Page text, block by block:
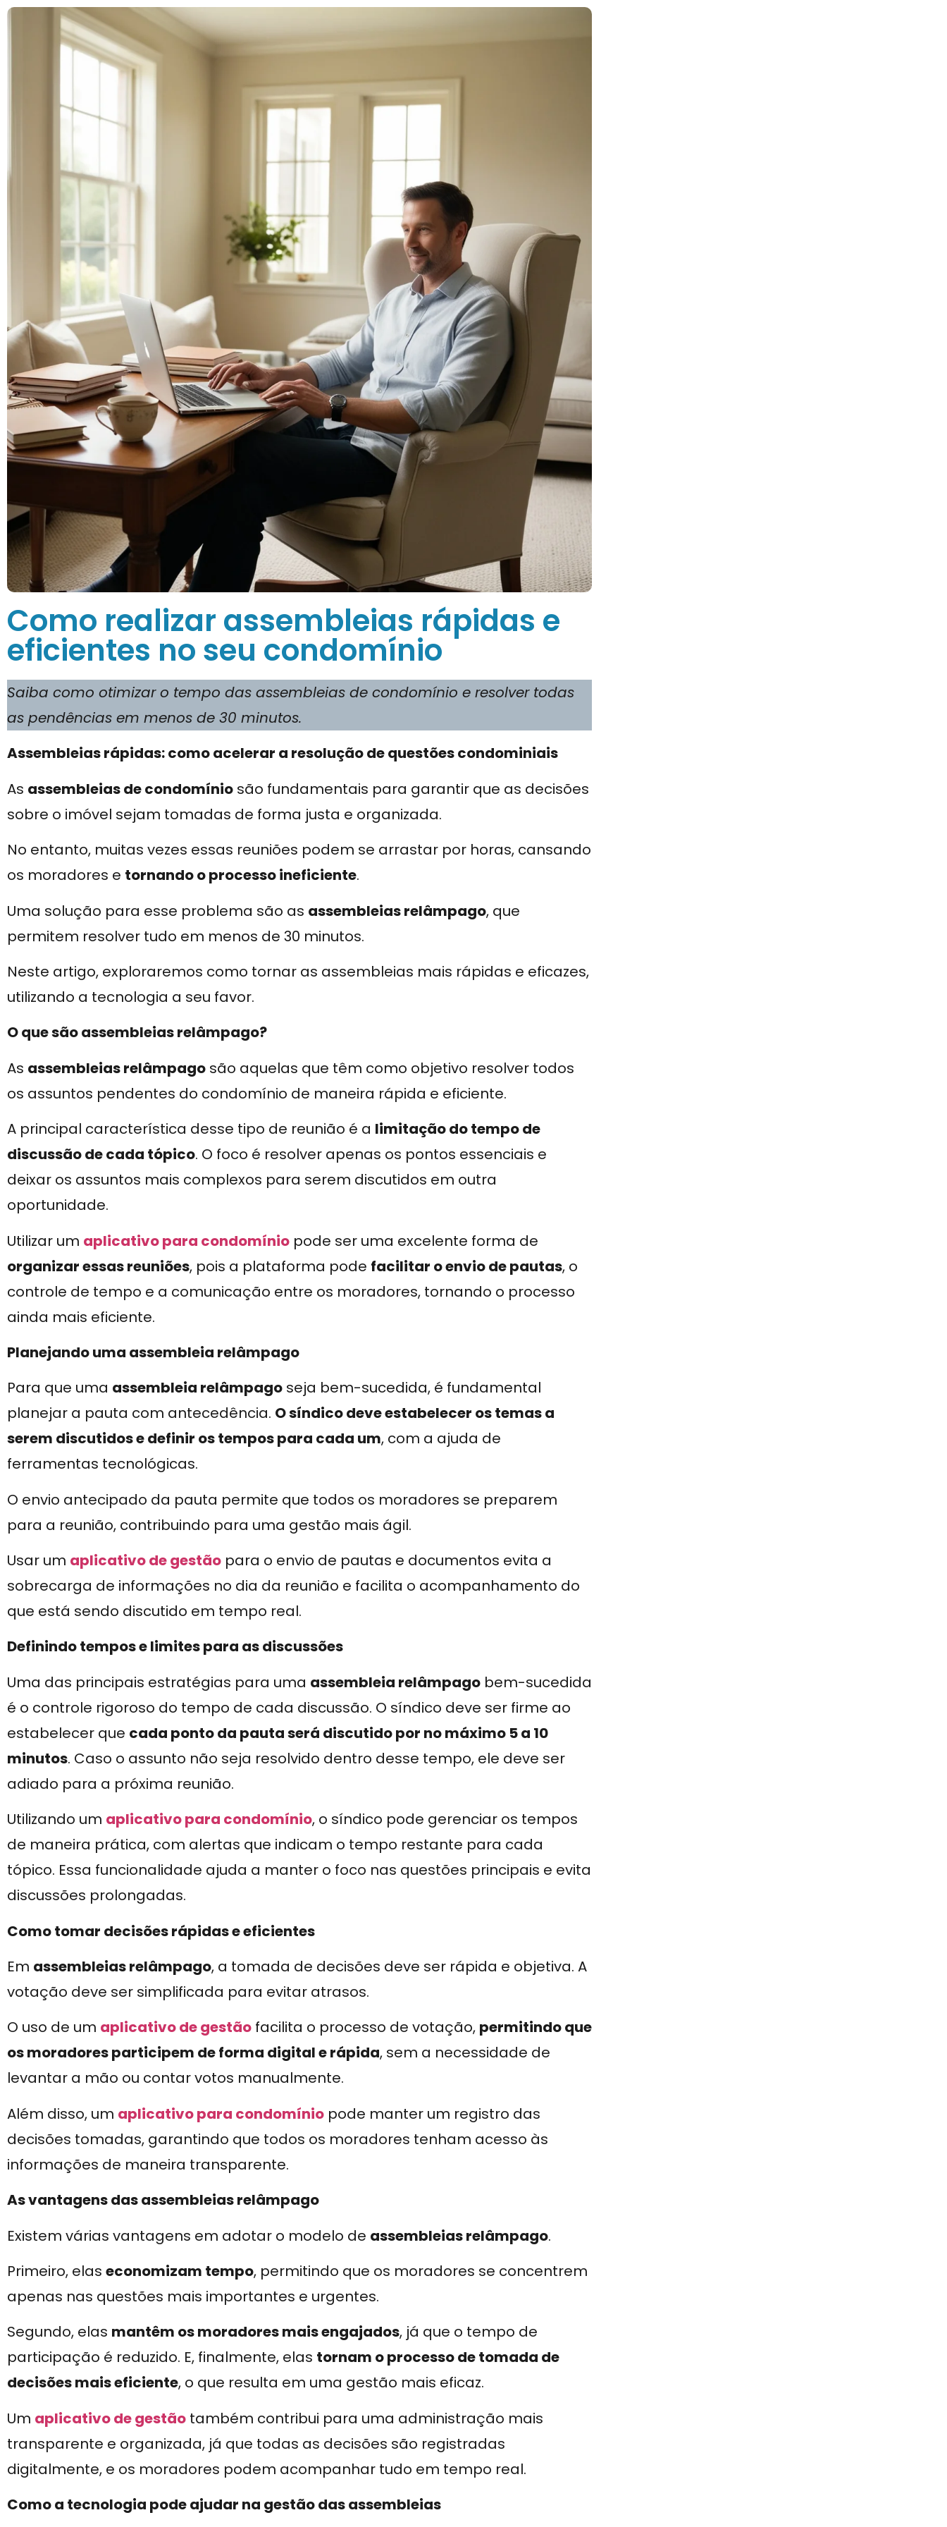
Como realizar assembleias rápidas e
eficientes no seu condomínio
Saiba como otimizar o tempo das assembleias de condomínio e resolver todas
as pendências em menos de 30 minutos.
Assembleias rápidas: como acelerar a resolução de questões condominiais
As assembleias de condomínio são fundamentais para garantir que as decisões
sobre o imóvel sejam tomadas de forma justa e organizada.
No entanto, muitas vezes essas reuniões podem se arrastar por horas, cansando
os moradores e tornando o processo ineficiente.
Uma solução para esse problema são as assembleias relâmpago, que
permitem resolver tudo em menos de 30 minutos.
Neste artigo, exploraremos como tornar as assembleias mais rápidas e eficazes,
utilizando a tecnologia a seu favor.
O que são assembleias relâmpago?
As assembleias relâmpago são aquelas que têm como objetivo resolver todos
os assuntos pendentes do condomínio de maneira rápida e eficiente.
A principal característica desse tipo de reunião é a limitação do tempo de
discussão de cada tópico. O foco é resolver apenas os pontos essenciais e
deixar os assuntos mais complexos para serem discutidos em outra
oportunidade.
Utilizar um aplicativo para condomínio pode ser uma excelente forma de
organizar essas reuniões, pois a plataforma pode facilitar o envio de pautas, o
controle de tempo e a comunicação entre os moradores, tornando o processo
ainda mais eficiente.
Planejando uma assembleia relâmpago
Para que uma assembleia relâmpago seja bem-sucedida, é fundamental
planejar a pauta com antecedência. O síndico deve estabelecer os temas a
serem discutidos e definir os tempos para cada um, com a ajuda de
ferramentas tecnológicas.
O envio antecipado da pauta permite que todos os moradores se preparem
para a reunião, contribuindo para uma gestão mais ágil.
Usar um aplicativo de gestão para o envio de pautas e documentos evita a
sobrecarga de informações no dia da reunião e facilita o acompanhamento do
que está sendo discutido em tempo real.
Definindo tempos e limites para as discussões
Uma das principais estratégias para uma assembleia relâmpago bem-sucedida
é o controle rigoroso do tempo de cada discussão. O síndico deve ser firme ao
estabelecer que cada ponto da pauta será discutido por no máximo 5 a 10
minutos. Caso o assunto não seja resolvido dentro desse tempo, ele deve ser
adiado para a próxima reunião.
Utilizando um aplicativo para condomínio, o síndico pode gerenciar os tempos
de maneira prática, com alertas que indicam o tempo restante para cada
tópico. Essa funcionalidade ajuda a manter o foco nas questões principais e evita
discussões prolongadas.
Como tomar decisões rápidas e eficientes
Em assembleias relâmpago, a tomada de decisões deve ser rápida e objetiva. A
votação deve ser simplificada para evitar atrasos.
O uso de um aplicativo de gestão facilita o processo de votação, permitindo que
os moradores participem de forma digital e rápida, sem a necessidade de
levantar a mão ou contar votos manualmente.
Além disso, um aplicativo para condomínio pode manter um registro das
decisões tomadas, garantindo que todos os moradores tenham acesso às
informações de maneira transparente.
As vantagens das assembleias relâmpago
Existem várias vantagens em adotar o modelo de assembleias relâmpago.
Primeiro, elas economizam tempo, permitindo que os moradores se concentrem
apenas nas questões mais importantes e urgentes.
Segundo, elas mantêm os moradores mais engajados, já que o tempo de
participação é reduzido. E, finalmente, elas tornam o processo de tomada de
decisões mais eficiente, o que resulta em uma gestão mais eficaz.
Um aplicativo de gestão também contribui para uma administração mais
transparente e organizada, já que todas as decisões são registradas
digitalmente, e os moradores podem acompanhar tudo em tempo real.
Como a tecnologia pode ajudar na gestão das assembleias